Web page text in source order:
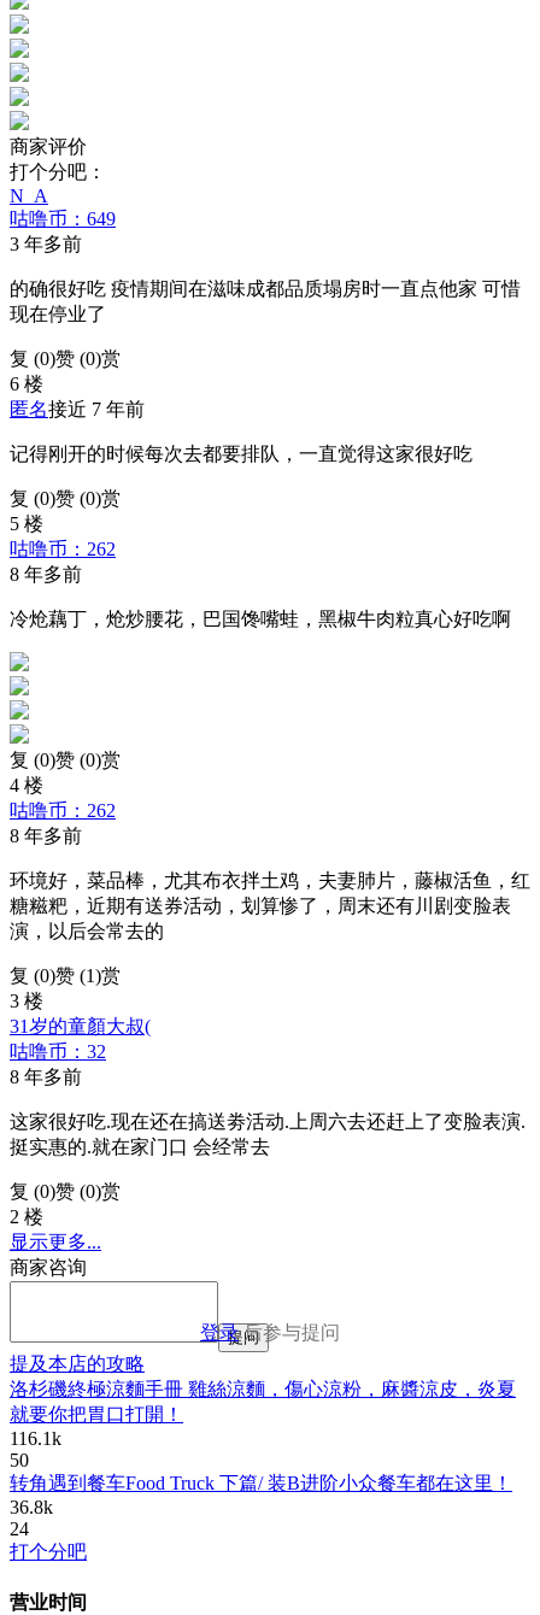
商家评价
打个分吧：
N_A
咕噜币：649
3 年多前
的确很好吃 疫情期间在滋味成都品质塌房时一直点他家 可惜
现在停业了
复 (0)赞 (0)赏
6 楼
匿名接近 7 年前
记得刚开的时候每次去都要排队，一直觉得这家很好吃
复 (0)赞 (0)赏
5 楼
咕噜币：262
8 年多前
冷炝藕丁，炝炒腰花，巴国馋嘴蛙，黑椒牛肉粒真心好吃啊
复 (0)赞 (0)赏
4 楼
咕噜币：262
8 年多前
环境好，菜品棒，尤其布衣拌土鸡，夫妻肺片，藤椒活鱼，红
糖糍粑，近期有送券活动，划算惨了，周末还有川剧变脸表
演，以后会常去的
复 (0)赞 (1)赏
3 楼
31岁的童顏大叔(
咕噜币：32
8 年多前
这家很好吃.现在还在搞送劵活动.上周六去还赶上了变脸表演.
挺实惠的.就在家门口 会经常去
复 (0)赞 (0)赏
2 楼
显示更多...
商家咨询
登录后参与提问
提问
提及本店的攻略
洛杉磯終極涼麵手冊 雞絲涼麵，傷心涼粉，麻醬涼皮，炎夏
就要你把胃口打開！
116.1k
50
转角遇到餐车Food Truck 下篇/ 装B进阶小众餐车都在这里！
36.8k
24
打个分吧
营业时间